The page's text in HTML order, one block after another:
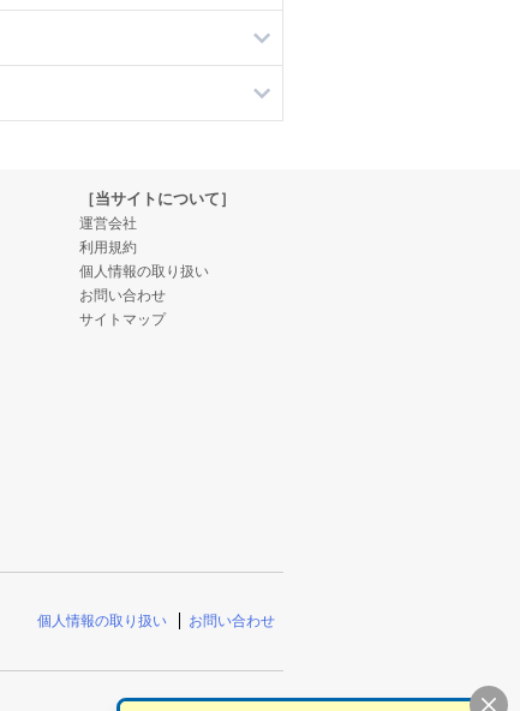
［当サイトについて］
運営会社
利用規約
個人情報の取り扱い
お問い合わせ
サイトマップ
個人情報の取り扱い
お問い合わせ